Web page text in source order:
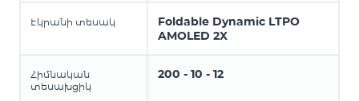
Էկրանի տեսակ
Foldable Dynamic LTPO
AMOLED 2X
Հիմնական
տեսախցիկ
200 - 10 - 12